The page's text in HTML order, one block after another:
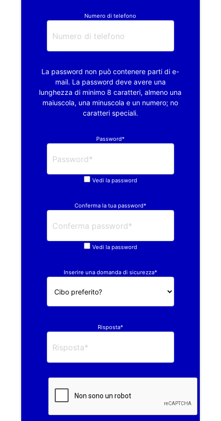
Numero di telefono
La password non può contenere parti di e-
mail. La password deve avere una
lunghezza di minimo 8 caratteri, almeno una
maiuscola, una minuscola e un numero; no
caratteri speciali.
Password*
Vedi la password
Conferma la tua password*
Vedi la password
Inserire una domanda di sicurezza*
Risposta*